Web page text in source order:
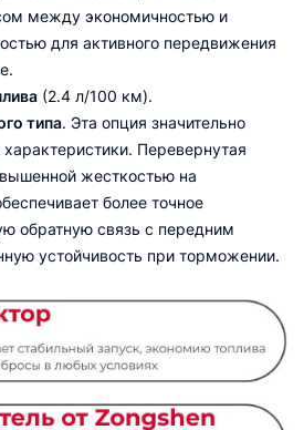
между экономичностью и
для активного передвижения
(2.4 л/100 км).
типа. Эта опция значительно
Перевернутая
жесткостью на
более точное
обратную связь с передним
устойчивость при торможении.